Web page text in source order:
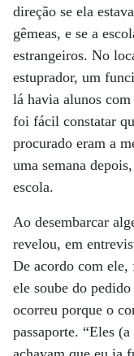
direção se ela
gêmeas, e se a
estrangeiros. No
estuprador, um
lá havia alunos
foi fácil constatar
procurado eram a
uma semana
escola.
Ao desembarcar
revelou, em
De acordo com ele,
ele soube do
ocorreu porque o
passaporte. “Eles